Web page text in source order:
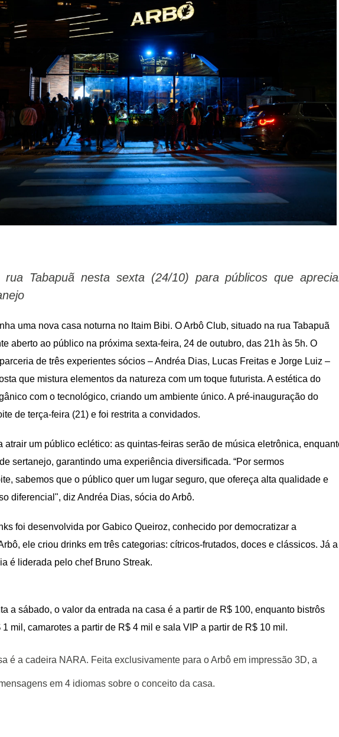
rua Tabapuã nesta sexta (24/10) para públicos que
uma nova casa noturna no Itaim Bibi. O Arbô Club, situado na rua Tabapuã
aberto ao público na próxima sexta-feira, 24 de outubro, das 21h às 5h. O
de três experientes sócios – Andréa Dias, Lucas Freitas e Jorge Luiz –
que mistura elementos da natureza com um toque futurista. A estética do
com o tecnológico, criando um ambiente único. A pré-inauguração do
de terça-feira (21) e foi restrita a convidados.
atrair um público eclético: as quintas-feiras serão de música eletrônica,
sertanejo, garantindo uma experiência diversificada. “Por sermos
sabemos que o público quer um lugar seguro, que ofereça alta qualidade e
diferencial", diz Andréa Dias, sócia do Arbô.
foi desenvolvida por Gabico Queiroz, conhecido por democratizar a
ele criou drinks em três categorias: cítricos-frutados, doces e clássicos. Já a
é liderada pelo chef Bruno Streak.
a sábado, o valor da entrada na casa é a partir de R$ 100, enquanto bistrôs
mil, camarotes a partir de R$ 4 mil e sala VIP a partir de R$ 10 mil.
é a cadeira NARA. Feita exclusivamente para o Arbô em impressão 3D, a
em 4 idiomas sobre o conceito da casa.